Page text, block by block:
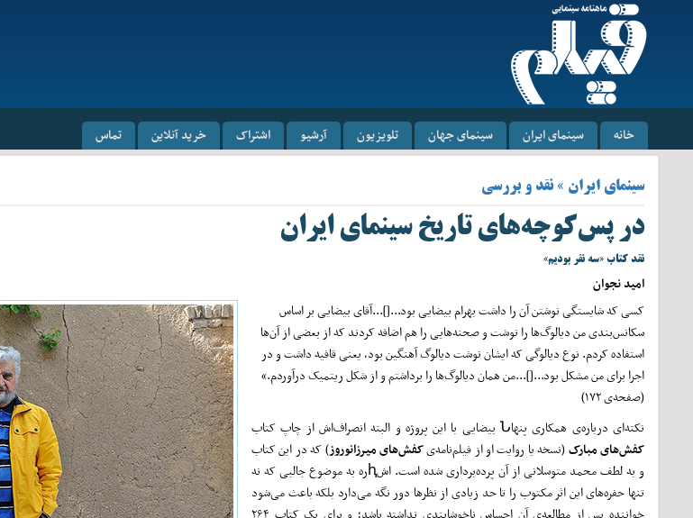
خانه سینمای ایران سینمای جهان تلویزیون آرشیو اشتراک خرید آنلاین تماس
سینمای ایران » نقد و بررسی
در پس‌کوچه‌های تاریخ سینمای ایران
نقد کتاب «سه نفر بودیم»
امید نجوان
کسی که شایستگی نوشتن آن را داشت بهرام بیضایی بود...[]...آقای بیضایی بر اساس
سکانس‌بندی من دیالوگ‌ها را نوشت و صحنه‌هایی را هم اضافه کردند که از بعضی از آن‌ها
استفاده کردم. نوع دیالوگی که ایشان نوشت دیالوگ آهنگین بود، یعنی قافیه داشت و در
اجرا برای من مشکل بود...[]...من همان دیالوگ‌ها را برداشتم و از شکل ریتمیک درآوردم.»
(صفحه‌ی ۱۷۲)
نکته‌ای درباره‌ی همکاری پنهاՆ بیضایی با این پروژه و البته انصراف‌اش از چاپ کتاب
کفش‌های مبارک(نسخه‌ یا روایت او از فیلم‌نامه‌یکفش‌های میرزانوروز) که در این کتاب
و به لطف محمد متوسلانی از آن پرده‌برداری شده است. اشԧره به موضوع جالبی که نه
تنها حفره‌های این اثر مکتوب را تا حد زیادی از نظرها دور نگه می‌دارد بلکه باعث می‌شود